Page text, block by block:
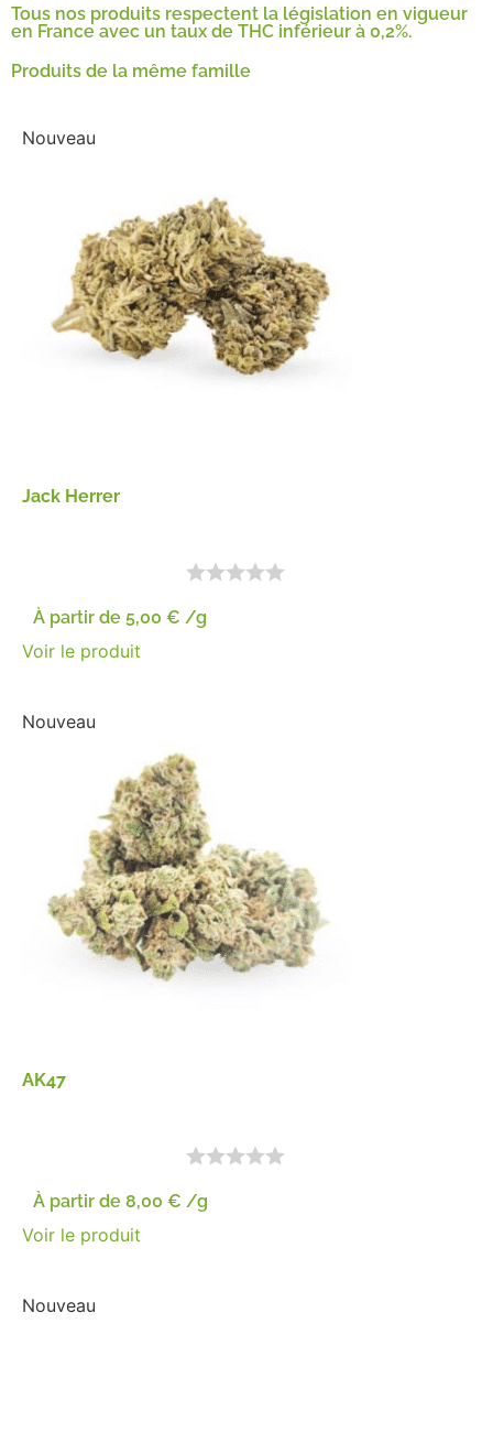
Tous nos produits respectent la législation en vigueur
en France avec un taux de THC inférieur à 0,2%.
Produits de la même famille
Nouveau
Jack Herrer
À partir de 5,00 € /g
Voir le produit
Nouveau
AK47
À partir de 8,00 € /g
Voir le produit
Nouveau